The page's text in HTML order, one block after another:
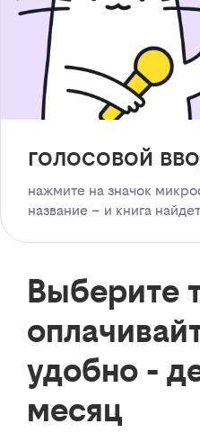
голосовой
нажмите на значок
название – и книга
Выберите
удобно -
месяц